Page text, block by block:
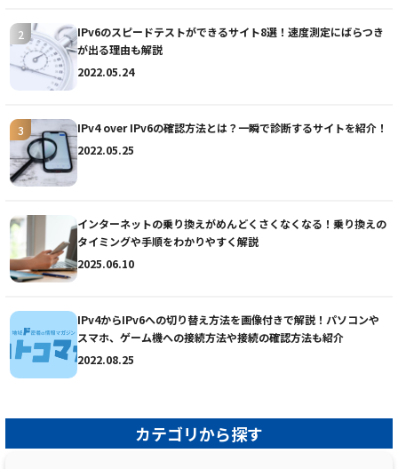
IPv6のスピードテストができるサイト8選！速度測定にばらつき
が出る理由も解説
2022.05.24
IPv4 over IPv6の確認方法とは？一瞬で診断するサイトを紹介！
2022.05.25
インターネットの乗り換えがめんどくさくなくなる！乗り換えの
タイミングや手順をわかりやすく解説
2025.06.10
IPv4からIPv6への切り替え方法を画像付きで解説！パソコンや
スマホ、ゲーム機への接続方法や接続の確認方法も紹介
2022.08.25
カテゴリから探す